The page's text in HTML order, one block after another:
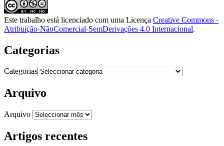
Este trabalho está licenciado com uma Licença Creative Commons -
Atribuição-NãoComercial-SemDerivações 4.0 Internacional.
Categorias
Categorias
Arquivo
Arquivo
Artigos recentes